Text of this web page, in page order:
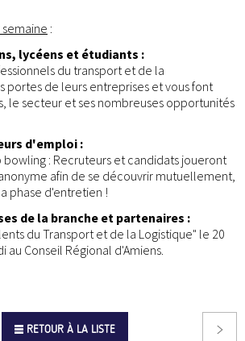
:
lycéens et étudiants :
du transport et de la
portes de leurs entreprises et vous font
le secteur et ses nombreuses opportunités
d'emploi :
bowling : Recruteurs et candidats joueront
afin de se découvrir mutuellement,
phase d'entretien !
de la branche et partenaires :
du Transport et de la Logistique" le 20
Conseil Régional d'Amiens.
RETOUR À LA LISTE